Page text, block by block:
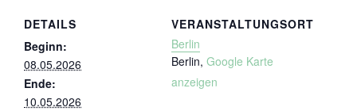
DETAILS
Beginn:
08.05.2026
Ende:
10.05.2026
VERANSTALTUNGSORT
Berlin
Berlin, Google Karte
anzeigen